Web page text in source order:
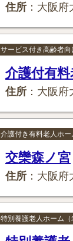
住所 ：大阪
サービス付き高齢者向
介護付有
住所 ：大阪
介護付き有料老人ホー
交欒森ノ宮
住所 ：大阪
特別養護老人ホーム（